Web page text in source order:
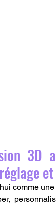
3D
comme